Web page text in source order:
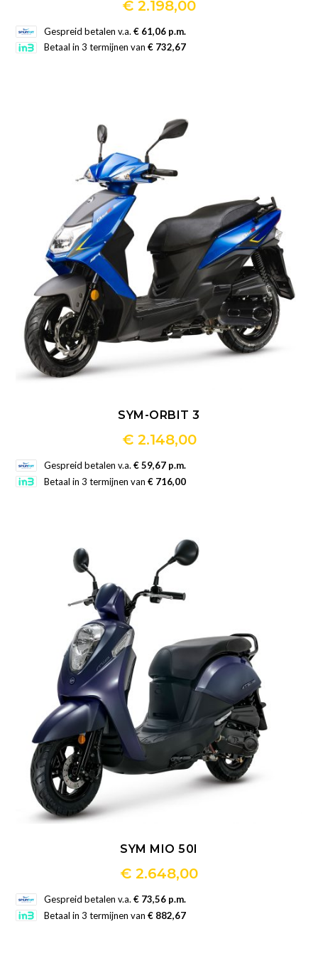
€ 2.198,00
Dit
product
Deze
optie
gekozen
de
productpagina
Gespreid betalen v.a.€ 61,06 p.m.
Betaal in 3 termijnen van€ 732,67
SYM-ORBIT 3
€2.148,00
Dit
product
Deze
optie
kan
op
de
productpagina
Gespreid betalen v.a.€ 59,67 p.m.
Betaal in 3 termijnen van€ 716,00
SYM MIO 50I
€ 2.648,00
Dit
product
Gespreid betalen v.a.€ 73,56 p.m.
Betaal in 3 termijnen van€ 882,67